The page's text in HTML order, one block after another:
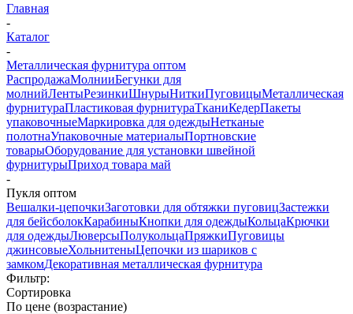
Главная
-
Каталог
-
Металлическая фурнитура оптом
РаспродажаМолнииБегунки для
молнийЛентыРезинкиШнурыНиткиПуговицыМеталлическая
фурнитураПластиковая фурнитураТканиКедерПакеты
упаковочныеМаркировка для одеждыНетканые
полотнаУпаковочные материалыПортновские
товарыОборудование для установки швейной
фурнитурыПриход товара май
-
Пукля оптом
Вешалки-цепочкиЗаготовки для обтяжки пуговицЗастежки
для бейсболокКарабиныКнопки для одеждыКольцаКрючки
для одеждыЛюверсыПолукольцаПряжкиПуговицы
джинсовыеХольнитеныЦепочки из шариков с
замкомДекоративная металлическая фурнитура
Фильтр:
Сортировка
По цене (возрастание)